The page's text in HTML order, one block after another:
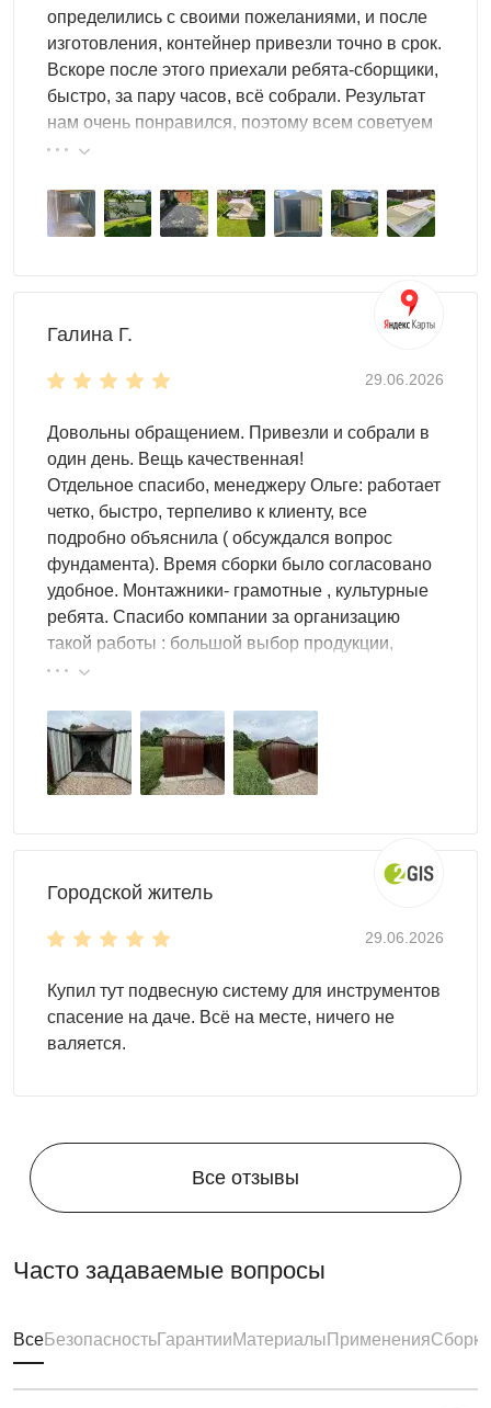
определились с своими пожеланиями, и после
изготовления, контейнер привезли точно в срок.
Вскоре после этого приехали ребята-сборщики,
быстро, за пару часов, всё собрали. Результат
нам очень понравился, поэтому всем советуем
эту фирму.
Галина Г.
29.06.2026
Довольны обращением. Привезли и собрали в
один день. Вещь качественная!
Отдельное спасибо, менеджеру Ольге: работает
четко, быстро, терпеливо к клиенту, все
подробно объяснила ( обсуждался вопрос
фундамента). Время сборки было согласовано
удобное. Монтажники- грамотные , культурные
ребята. Спасибо компании за организацию
такой работы : большой выбор продукции,
реальные цены.
Городской житель
29.06.2026
Купил тут подвесную систему для инструментов
спасение на даче. Всё на месте, ничего не
валяется.
Все отзывы
Часто задаваемые вопросы
ВсеБезопасность ГарантииМатериалы ПримененияСборка